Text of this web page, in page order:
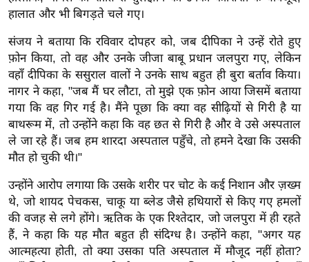
ग
बॉ
ली
वु
ड
हॉ
ली
वु
ड
फि
ल्म
स
मी
हालात और भी बिगड़ते चले गए।
संजय ने बताया कि रविवार दोपहर को, जब दीपिका ने उन्हें रोते हुए
फ़ोन किया, तो वह और उनके जीजा बाबू प्रधान जलपुरा गए, लेकिन
वहाँ दीपिका के ससुराल वालों ने उनके साथ बहुत ही बुरा बर्ताव किया।
नागर ने कहा, "जब मैं घर लौटा, तो मुझे एक फ़ोन आया जिसमें बताया
गया कि वह गिर गई है। मैंने पूछा कि क्या वह सीढ़ियों से गिरी है या
बाथरूम में, तो उन्होंने कहा कि वह छत से गिरी है और वे उसे अस्पताल
ले जा रहे हैं। जब हम शारदा अस्पताल पहुँचे, तो हमने देखा कि उसकी
मौत हो चुकी थी।"
उन्होंने आरोप लगाया कि उसके शरीर पर चोट के कई निशान और ज़ख्म
थे, जो शायद पेचकस, चाकू या ब्लेड जैसे हथियारों से किए गए हमलों
की वजह से लगे होंगे। ऋतिक के एक रिश्तेदार, जो जलपुरा में ही रहते
हैं, ने कहा कि यह मौत बहुत ही संदिग्ध है। उन्होंने कहा, "अगर यह
आत्महत्या होती, तो क्या उसका पति अस्पताल में मौजूद नहीं होता?